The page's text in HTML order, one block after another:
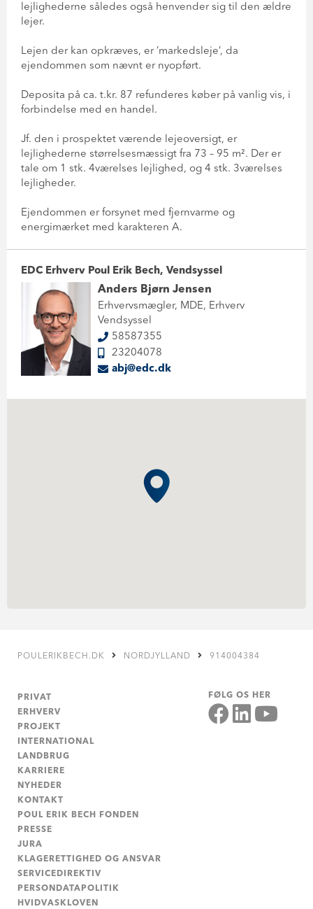
lejlighederne således også henvender sig til den ældre
lejer.
Lejen der kan opkræves, er ’markedsleje’, da
ejendommen som nævnt er nyopført.
Deposita på ca. t.kr. 87 refunderes køber på vanlig vis, i
forbindelse med en handel.
Jf. den i prospektet værende lejeoversigt, er
lejlighederne størrelsesmæssigt fra 73 – 95 m². Der er
tale om 1 stk. 4værelses lejlighed, og 4 stk. 3værelses
lejligheder.
Ejendommen er forsynet med fjernvarme og
energimærket med karakteren A.
EDC Erhverv Poul Erik Bech, Vendsyssel
Anders Bjørn Jensen
Erhvervsmægler, MDE, Erhverv
Vendsyssel
58587355
23204078
abj@edc.dk
POULERIKBECH.DK NORDJYLLAND 914004384
PRIVAT
ERHVERV
PROJEKT
INTERNATIONAL
LANDBRUG
KARRIERE
NYHEDER
KONTAKT
POUL ERIK BECH FONDEN
PRESSE
JURA
KLAGERETTIGHED OG ANSVAR
SERVICEDIREKTIV
PERSONDATAPOLITIK
HVIDVASKLOVEN
FØLG OS HER